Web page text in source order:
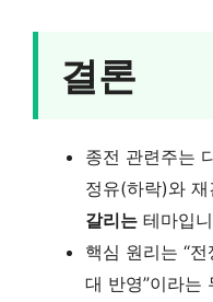
결론
종전 관련주는
정유(하락)와 재
갈리는 테마입
핵심 원리는 “
대 반영”이라는